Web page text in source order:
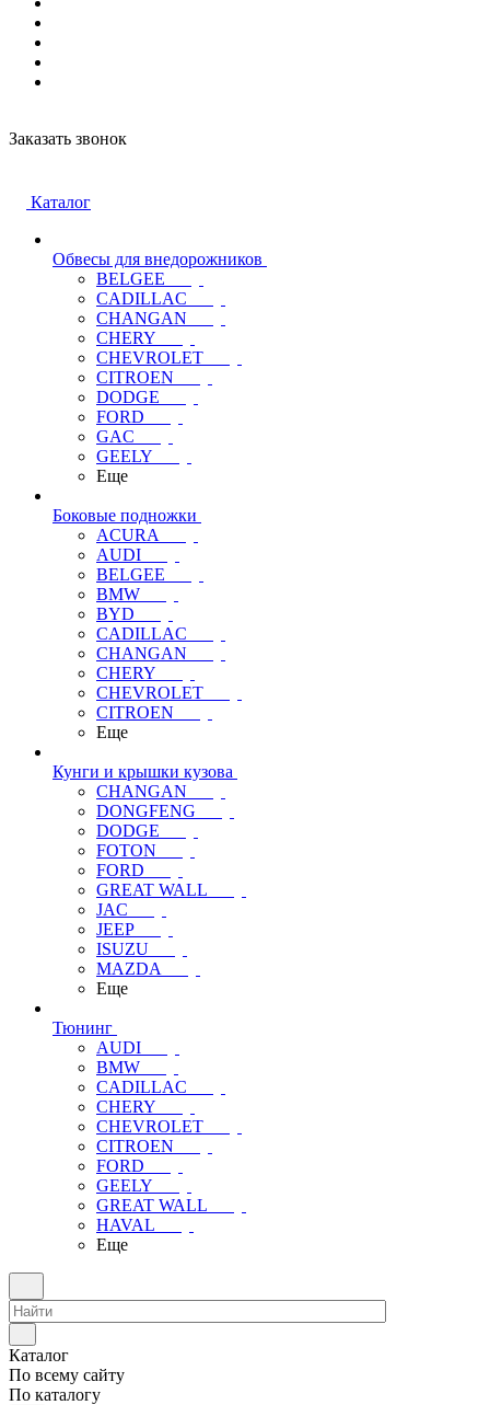
Заказать звонок
Каталог
Обвесы для внедорожников
BELGEE
CADILLAC
CHANGAN
CHERY
CHEVROLET
CITROEN
DODGE
FORD
GAC
GEELY
Еще
Боковые подножки
ACURA
AUDI
BELGEE
BMW
BYD
CADILLAC
CHANGAN
CHERY
CHEVROLET
CITROEN
Еще
Кунги и крышки кузова
CHANGAN
DONGFENG
DODGE
FOTON
FORD
GREAT WALL
JAC
JEEP
ISUZU
MAZDA
Еще
Тюнинг
AUDI
BMW
CADILLAC
CHERY
CHEVROLET
CITROEN
FORD
GEELY
GREAT WALL
HAVAL
Еще
Каталог
По всему сайту
По каталогу